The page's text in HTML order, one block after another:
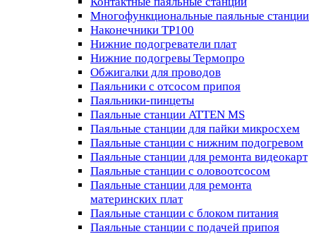
Многофункциональные паяльные станции
Наконечники TP100
Нижние подогреватели плат
Нижние подогревы Термопро
Обжигалки для проводов
Паяльники с отсосом припоя
Паяльники-пинцеты
Паяльные станции ATTEN MS
Паяльные станции для пайки микросхем
Паяльные станции с нижним подогревом
Паяльные станции для ремонта видеокарт
Паяльные станции с оловоотсосом
Паяльные станции для ремонта
материнских плат
Паяльные станции с блоком питания
Паяльные станции с подачей припоя